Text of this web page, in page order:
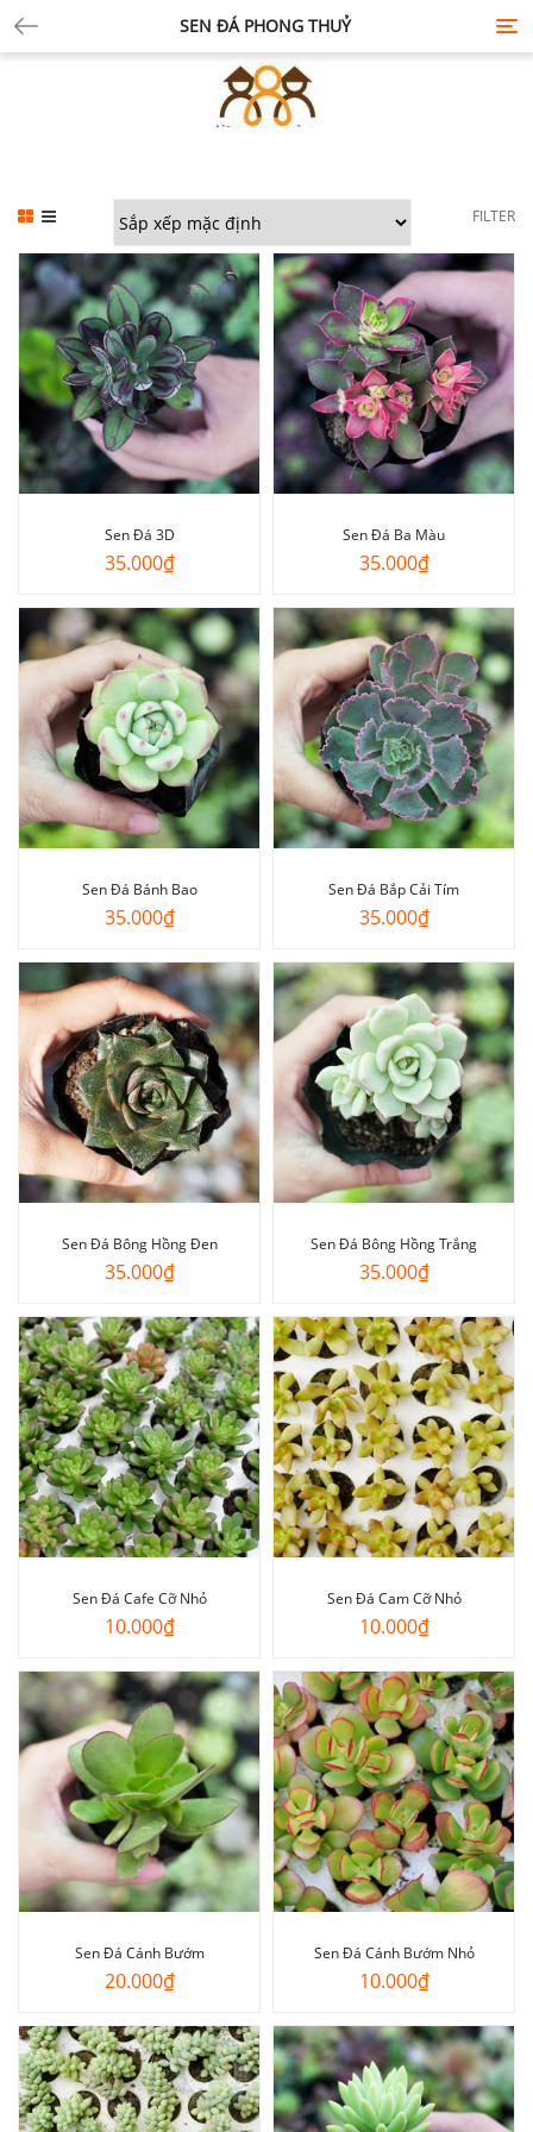
SEN ĐÁ PHONG THUỶ
FILTER
Sen Đá 3D
35.000₫
Sen Đá Ba Màu
35.000₫
Sen Đá Bánh Bao
35.000₫
Sen Đá Bắp Cải Tím
35.000₫
Sen Đá Bông Hồng Đen
35.000₫
Sen Đá Bông Hồng Trắng
35.000₫
Sen Đá Cafe Cỡ Nhỏ
10.000₫
Sen Đá Cam Cỡ Nhỏ
10.000₫
Sen Đá Cánh Bướm
20.000₫
Sen Đá Cánh Bướm Nhỏ
10.000₫